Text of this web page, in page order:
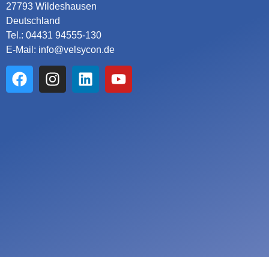
27793 Wildeshausen
Deutschland
Tel.: 04431 94555-130
E-Mail: info@velsycon.de